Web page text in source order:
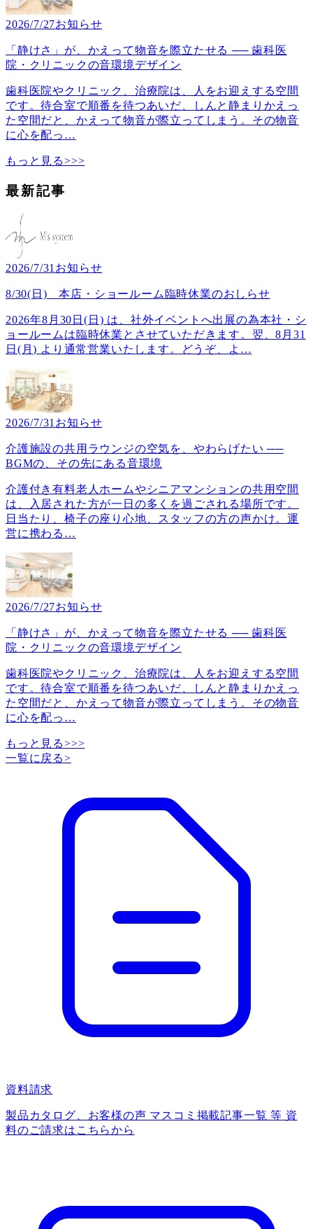
2026/7/27お知らせ
「静けさ」が、かえって物音を際立たせる ── 歯科医
院・クリニックの音環境デザイン
歯科医院やクリニック、治療院は、人をお迎えする空間
です。待合室で順番を待つあいだ、しんと静まりかえっ
た空間だと、かえって物音が際立ってしまう。その物音
に心を配っ …
もっと見る>>>
最新記事
2026/7/31 お知らせ
8/30(日) 本店・ショールーム臨時休業のおしらせ
2026年8月30日(日) は、社外イベントへ出展の為本社・シ
ョールームは臨時休業とさせていただきます。翌、8月31
日(月) より通常営業いたします。どうぞ、よ …
2026/7/31 お知らせ
介護施設の共用ラウンジの空気を、やわらげたい ──
BGMの、その先にある音環境
介護付き有料老人ホームやシニアマンションの共用空間
は、入居された方が一日の多くを過ごされる場所です。
日当たり、椅子の座り心地、スタッフの方の声かけ。運
営に携わる …
2026/7/27お知らせ
「静けさ」が、かえって物音を際立たせる ── 歯科医
院・クリニックの音環境デザイン
歯科医院やクリニック、治療院は、人をお迎えする空間
です。待合室で順番を待つあいだ、しんと静まりかえっ
た空間だと、かえって物音が際立ってしまう。その物音
に心を配っ …
もっと見る>>>
一覧に戻る>
資料請求
製品カタログ、お客様の声 マスコミ掲載記事一覧 等 資
料のご請求はこちらから